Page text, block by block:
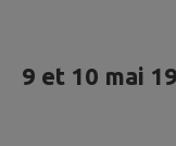
9 et 10 mai